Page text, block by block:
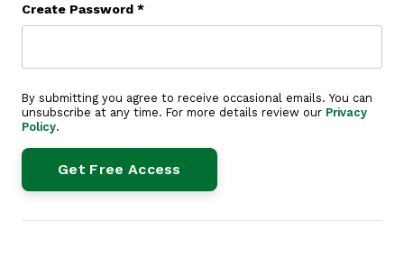
Create Password *
By submitting you agree to receive occasional emails. You can
unsubscribe at any time. For more details review our Privacy
Policy.